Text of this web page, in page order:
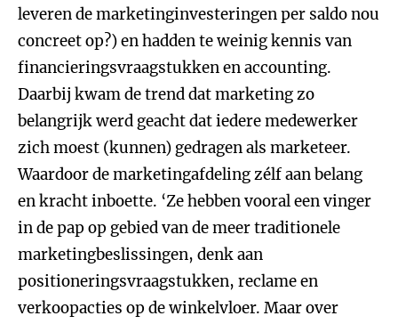
leveren de marketinginvesteringen per saldo nou
concreet op?) en hadden te weinig kennis van
financieringsvraagstukken en accounting.
Daarbij kwam de trend dat marketing zo
belangrijk werd geacht dat iedere medewerker
zich moest (kunnen) gedragen als marketeer.
Waardoor de marketingafdeling zélf aan belang
en kracht inboette. ‘Ze hebben vooral een vinger
in de pap op gebied van de meer traditionele
marketingbeslissingen, denk aan
positioneringsvraagstukken, reclame en
verkoopacties op de winkelvloer. Maar over